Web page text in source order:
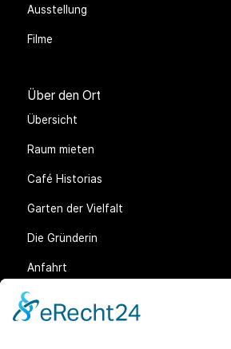
Ausstellung
Filme
Über den Ort
Übersicht
Raum mieten
Café Historias
Garten der Vielfalt
Die Gründerin
Anfahrt
Rechtliches